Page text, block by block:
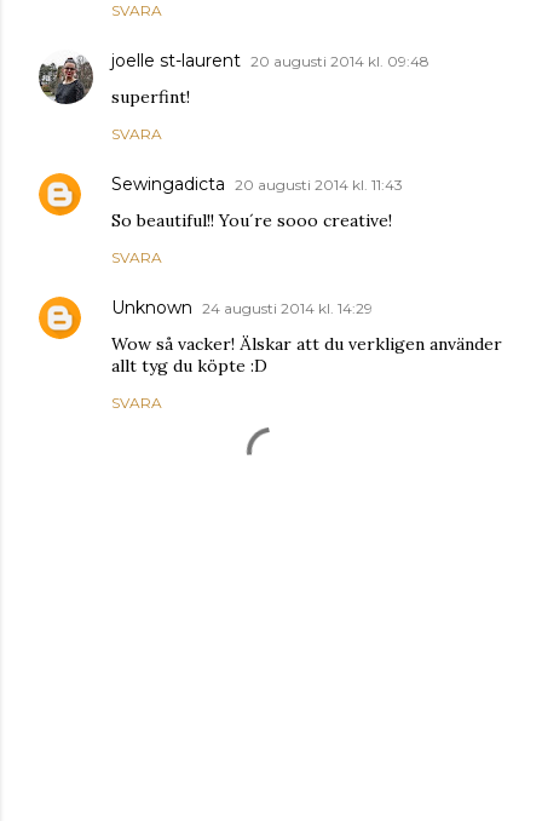
SVARA
joelle st-laurent 20 augusti 2014 kl. 09:48
superfint!
SVARA
Sewingadicta 20 augusti 2014 kl. 11:43
So beautiful!! You´re sooo creative!
SVARA
Unknown 24 augusti 2014 kl. 14:29
Wow så vacker! Älskar att du verkligen använder
allt tyg du köpte :D
SVARA